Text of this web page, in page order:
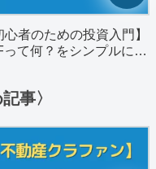
心者のための投資入門】
って何？をシンプルに解
事〉